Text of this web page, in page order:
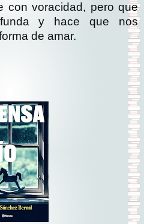
con voracidad, pero que
y hace que nos
de amar.